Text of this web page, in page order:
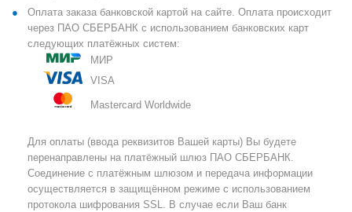
Оплата заказа банковской картой на сайте. Оплата происходит
через ПАО СБЕРБАНК с использованием банковских карт
следующих платёжных систем:
МИР
VISA
Mastercard Worldwide
Для оплаты (ввода реквизитов Вашей карты) Вы будете
перенаправлены на платёжный шлюз ПАО СБЕРБАНК.
Соединение с платёжным шлюзом и передача информации
осуществляется в защищённом режиме с использованием
протокола шифрования SSL. В случае если Ваш банк